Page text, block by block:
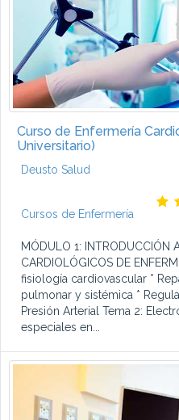
Curso de Enfermería
Universitario)
Deusto Salud
Cursos de Enfermería
MÓDULO 1: INTRODUCCIÓN
CARDIOLÓGICOS DE
fisiología cardiovascular *
pulmonar y sistémica *
Presión Arterial Tema 2:
especiales en...